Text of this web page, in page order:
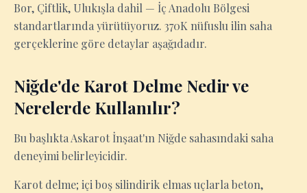
Bor, Çiftlik, Ulukışla dahil — İç Anadolu Bölgesi
standartlarında yürütüyoruz. 370K nüfuslu ilin saha
gerçeklerine göre detaylar aşağıdadır.
Niğde'de Karot Delme Nedir ve
Nerelerde Kullanılır?
Bu başlıkta Askarot İnşaat'ın Niğde sahasındaki saha
deneyimi belirleyicidir.
Karot delme; içi boş silindirik elmas uçlarla beton,